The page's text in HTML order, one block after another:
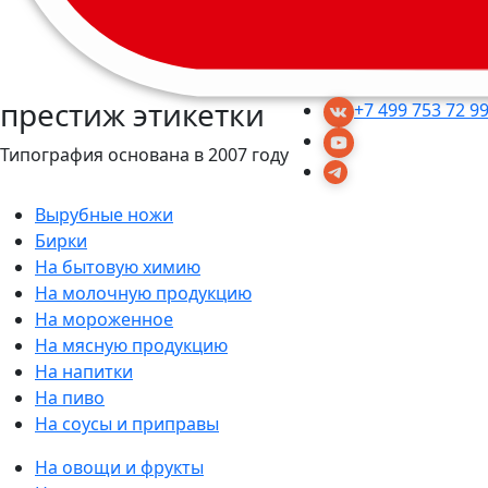
престиж этикетки
Типография основана в 2007 году
+7 499 753 72 99
Вырубные ножи
Бирки
На бытовую химию
На молочную продукцию
На мороженное
На мясную продукцию
На напитки
На пиво
На соусы и приправы
На овощи и фрукты